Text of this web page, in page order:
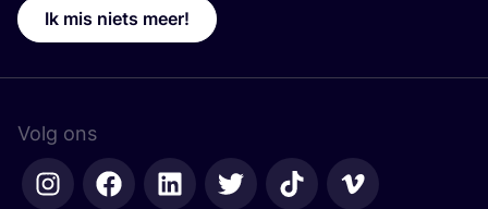
Ik mis niets meer!
Volg ons